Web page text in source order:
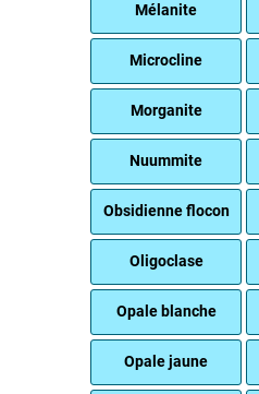
Mélanite
Microcline
Morganite
Nuummite
Obsidienne flocon
Oligoclase
Opale blanche
Opale jaune